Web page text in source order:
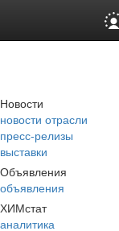
Новости
новости отрасли
пресс-релизы
выставки
Объявления
объявления
ХИМстат
аналитика